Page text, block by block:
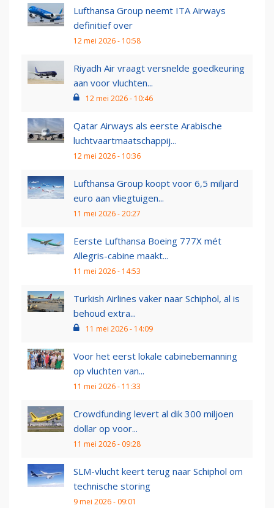
Lufthansa Group neemt ITA Airways
definitief over
12 mei 2026 - 10:58
Riyadh Air vraagt versnelde goedkeuring
aan voor vluchten...
12 mei 2026 - 10:46
Qatar Airways als eerste Arabische
luchtvaartmaatschappij...
12 mei 2026 - 10:36
Lufthansa Group koopt voor 6,5 miljard
euro aan vliegtuigen...
11 mei 2026 - 20:27
Eerste Lufthansa Boeing 777X mét
Allegris-cabine maakt...
11 mei 2026 - 14:53
Turkish Airlines vaker naar Schiphol, al is
behoud extra...
11 mei 2026 - 14:09
Voor het eerst lokale cabinebemanning
op vluchten van...
11 mei 2026 - 11:33
Crowdfunding levert al dik 300 miljoen
dollar op voor...
11 mei 2026 - 09:28
SLM-vlucht keert terug naar Schiphol om
technische storing
9 mei 2026 - 09:01